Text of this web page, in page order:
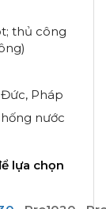
thủ công
Pháp
nước
lựa chọn